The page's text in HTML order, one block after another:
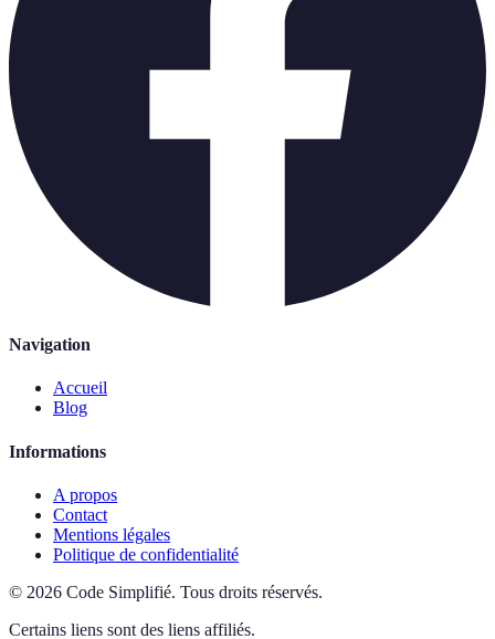
Navigation
Accueil
Blog
Informations
A propos
Contact
Mentions légales
Politique de confidentialité
© 2026 Code Simplifié. Tous droits réservés.
Certains liens sont des liens affiliés.